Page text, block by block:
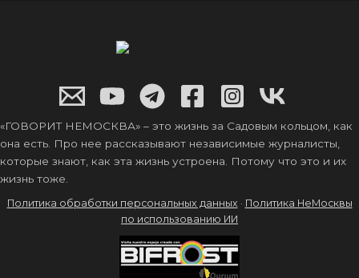
«ГОВОРИТ НЕМОСКВА» – это жизнь за Садовым кольцом, как
она есть. Про нее рассказывают независимые журналисты,
которые знают, как эта жизнь устроена. Потому что это и их
жизнь тоже.
Политика обработки персональных данных · Политика НеМосквы
по использованию ИИ